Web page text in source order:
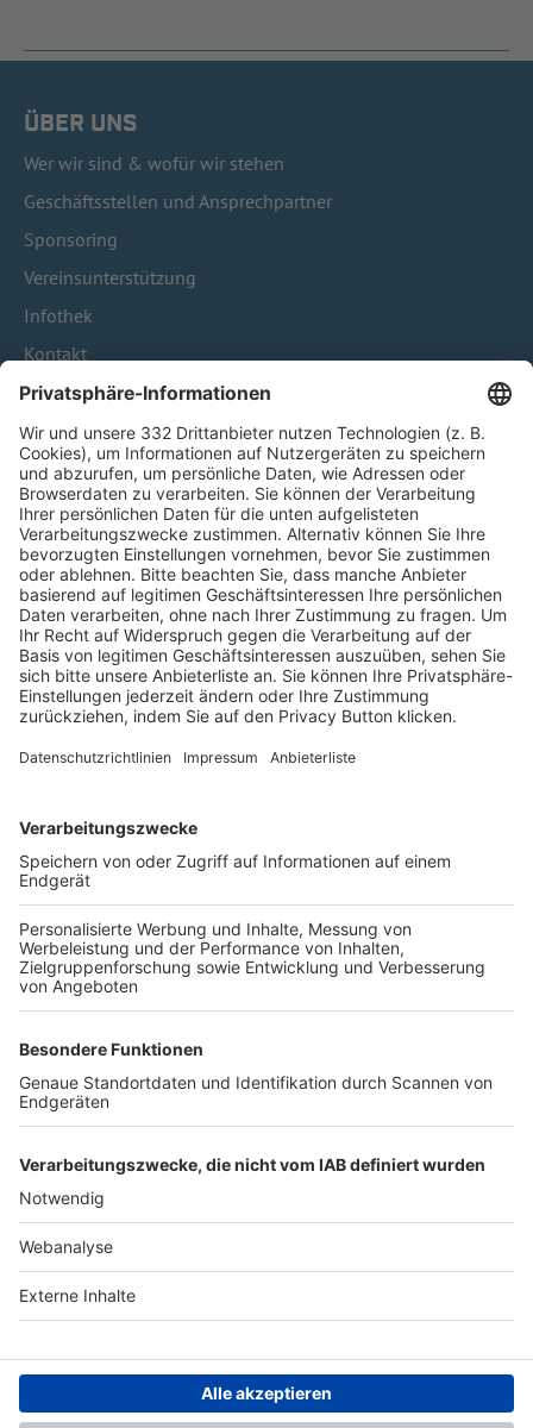
ÜBER UNS
Wer wir sind & wofür wir stehen
Geschäftsstellen und Ansprechpartner
Sponsoring
Vereinsunterstützung
Infothek
Kontakt
HÄUFIG BESUCHTE SEITEN
Pässe und Vereinswechsel
Trainerausbildung
Schulungsangebot Vereinsmitarbeiter
BFV-Geschäftsstellen
Trainerbörse
Login SpielPlus
FOLGE DEM BFV
TOP-VEREINE
TOP-PARTNER
Nutzungsbedingungen Datenschutz Impressum